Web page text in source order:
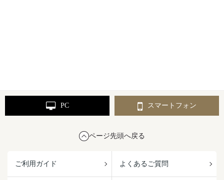
PC スマートフォン
ページ先頭へ戻る
ご利用ガイド よくあるご質問